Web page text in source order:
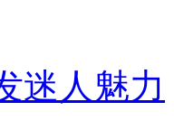
迷人魅力